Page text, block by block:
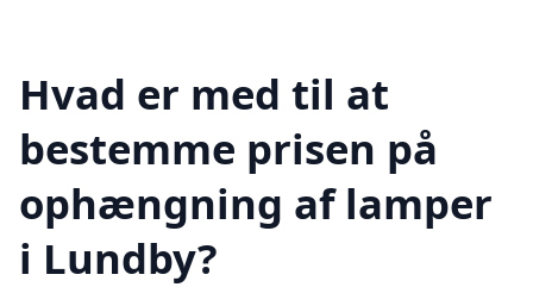
Hvad er med til at
bestemme prisen på
ophængning af lamper
i Lundby?